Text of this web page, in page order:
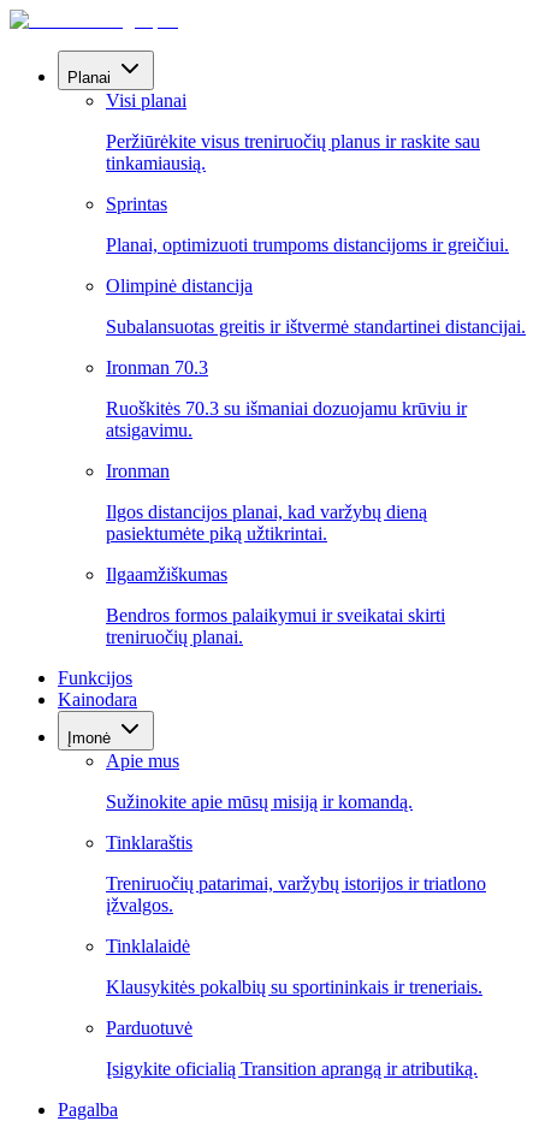
Planai
Visi planai
Peržiūrėkite visus treniruočių planus ir raskite sau
tinkamiausią.
Sprintas
Planai, optimizuoti trumpoms distancijoms ir greičiui.
Olimpinė distancija
Subalansuotas greitis ir ištvermė standartinei distancijai.
Ironman 70.3
Ruoškitės 70.3 su išmaniai dozuojamu krūviu ir
atsigavimu.
Ironman
Ilgos distancijos planai, kad varžybų dieną
pasiektumėte piką užtikrintai.
Ilgaamžiškumas
Bendros formos palaikymui ir sveikatai skirti
treniruočių planai.
Funkcijos
Kainodara
Įmonė
Apie mus
Sužinokite apie mūsų misiją ir komandą.
Tinklaraštis
Treniruočių patarimai, varžybų istorijos ir triatlono
įžvalgos.
Tinklalaidė
Klausykitės pokalbių su sportininkais ir treneriais.
Parduotuvė
Įsigykite oficialią Transition aprangą ir atributiką.
Pagalba